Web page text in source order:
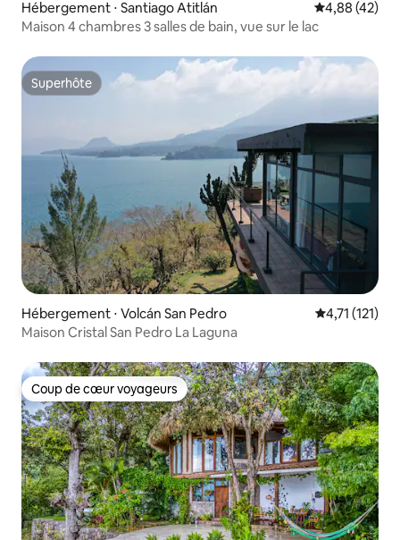
Hébergement ⋅ Santiago Atitlán Évaluation
4,88 (42)
Maison 4 chambres 3 salles de bain, vue sur le lac
Superhôte
Superhôte
Hébergement ⋅ Volcán San Pedro Évaluation
4,71 (121)
Maison Cristal San Pedro La Laguna
Coup de cœur voyageurs
Coup de cœur voyageurs